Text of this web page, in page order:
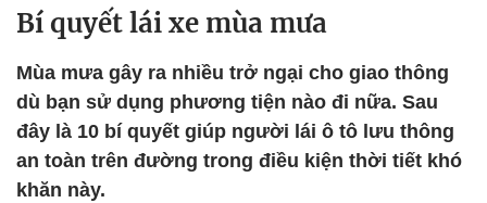
Bí quyết lái xe mùa mưa
Mùa mưa gây ra nhiều trở ngại cho giao thông
dù bạn sử dụng phương tiện nào đi nữa. Sau
đây là 10 bí quyết giúp người lái ô tô lưu thông
an toàn trên đường trong điều kiện thời tiết khó
khăn này.